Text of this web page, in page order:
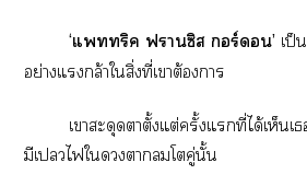
‘แริค ฟาซิส ร์’ เป็
อย่างแกล้าใสิ่งที่เาต้องา
เาสะดุดาตั้งแต่ครั้งแที่ได้เห็น
มีเไใาโคู่นั้น